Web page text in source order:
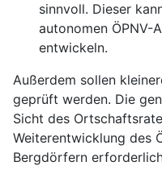
sinnvoll. Dieser
autonomen ÖPNV-
entwickeln.
Außerdem sollen
geprüft werden. Die
Sicht des
Weiterentwicklung des
Bergdörfern